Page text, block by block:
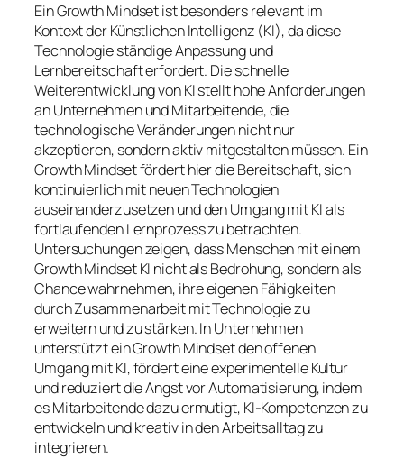
Ein Growth Mindset ist besonders relevant im
Kontext der Künstlichen Intelligenz (KI), da diese
Technologie ständige Anpassung und
Lernbereitschaft erfordert. Die schnelle
Weiterentwicklung von KI stellt hohe Anforderungen
an Unternehmen und Mitarbeitende, die
technologische Veränderungen nicht nur
akzeptieren, sondern aktiv mitgestalten müssen. Ein
Growth Mindset fördert hier die Bereitschaft, sich
kontinuierlich mit neuen Technologien
auseinanderzusetzen und den Umgang mit KI als
fortlaufenden Lernprozess zu betrachten.
Untersuchungen zeigen, dass Menschen mit einem
Growth Mindset KI nicht als Bedrohung, sondern als
Chance wahrnehmen, ihre eigenen Fähigkeiten
durch Zusammenarbeit mit Technologie zu
erweitern und zu stärken. In Unternehmen
unterstützt ein Growth Mindset den offenen
Umgang mit KI, fördert eine experimentelle Kultur
und reduziert die Angst vor Automatisierung, indem
es Mitarbeitende dazu ermutigt, KI-Kompetenzen zu
entwickeln und kreativ in den Arbeitsalltag zu
integrieren.